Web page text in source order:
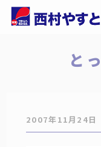
と
2007年11月24日